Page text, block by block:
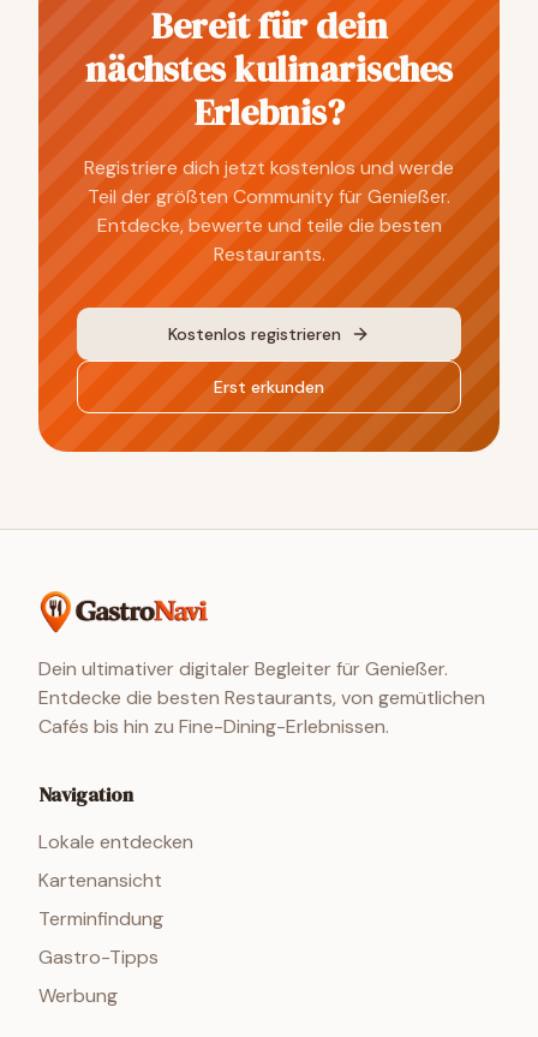
Bereit für dein
nächstes kulinarisches
Erlebnis?
Registriere dich jetzt kostenlos und werde
Teil der größten Community für Genießer.
Entdecke, bewerte und teile die besten
Restaurants.
Kostenlos registrieren
Erst erkunden
Dein ultimativer digitaler Begleiter für Genießer.
Entdecke die besten Restaurants, von gemütlichen
Cafés bis hin zu Fine-Dining-Erlebnissen.
Navigation
Lokale entdecken
Kartenansicht
Terminfindung
Gastro-Tipps
Werbung